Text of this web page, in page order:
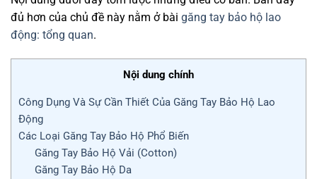
đủ hơn của chủ đề này nằm ở bài găng tay bảo hộ lao
động: tổng quan.
Nội dung chính
Công Dụng Và Sự Cần Thiết Của Găng Tay Bảo Hộ Lao
Động
Các Loại Găng Tay Bảo Hộ Phổ Biến
Găng Tay Bảo Hộ Vải (Cotton)
Găng Tay Bảo Hộ Da